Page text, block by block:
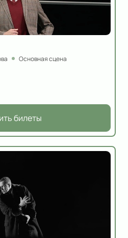
Основная сцена
билеты